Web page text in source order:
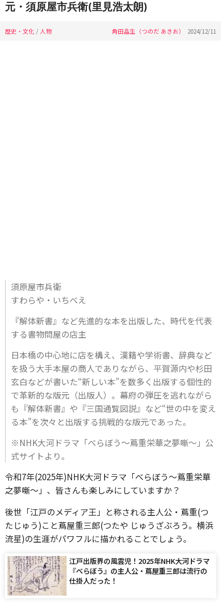
元・須原屋市兵衛(里見浩太朗)
歴史・文化 / 人物 角田晶生（つのだ あきお） 2024/12/11
須原屋市兵衛
すわらや・いちべえ
『解体新書』など先進的な本を出版した、時代を代表
する書物問屋の店主
日本橋の中心地に店を構え、漢籍や学術書、辞典など
を扱う大手本屋の商人でありながら、平賀源内や杉田
玄白などが書いた“新しい本”を数多く出版する個性的
で革新的な版元（出版人）。幕府の弾圧を逃れながら
も『解体新書』や『三国通覧図説』など“世の中を変え
る本”を次々と出版する挑戦的な版元であった。
※NHK大河ドラマ「べらぼう～蔦重栄華之夢噺～」公
式サイトより。
令和7年(2025年)NHK大河ドラマ「べらぼう～蔦重栄華
之夢噺～」、皆さんも楽しみにしていますか？
後世「江戸のメディア王」と称される主人公・蔦重(つ
たじゅう)こと蔦屋重三郎(つたや じゅうざぶろう。横浜
流星)の生涯がパワフルに描かれることでしょう。
江戸出版界の風雲児！2025年NHK大河ドラマ
『べらぼう』の主人公・蔦屋重三郎は流行の
仕掛人だった！